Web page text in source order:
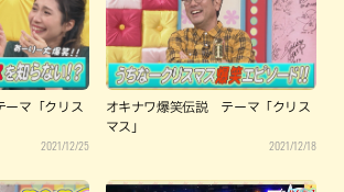
マ「クリス
2021/12/25
オキナワ爆笑伝説 テーマ「クリス
マス」
2021/12/18